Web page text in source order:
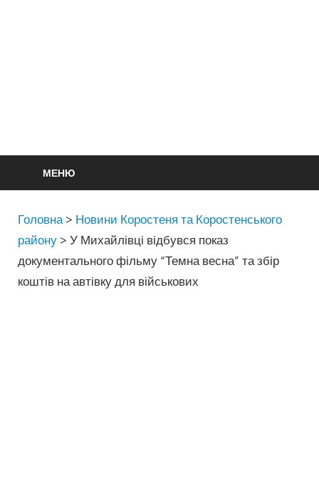
МЕНЮ
Головна > Новини Коростеня та Коростенського
району >У Михайлівці відбувся показ
документального фільму “Темна весна” та збір
коштів на автівку для військових